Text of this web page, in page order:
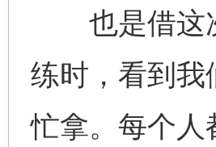
也是借这次
练时，看到我
忙拿。每个人